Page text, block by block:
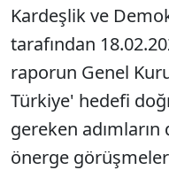
Kardeşlik ve
tarafından
raporun Genel
Türkiye' hedefi
gereken
önerge